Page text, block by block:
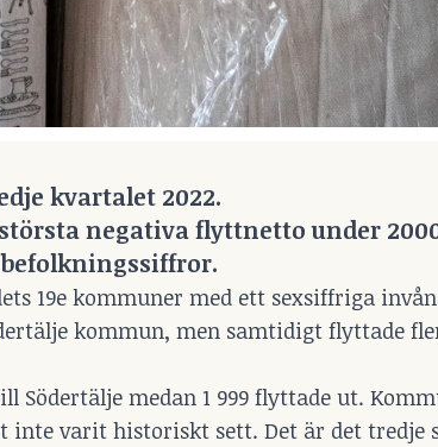
kvartalet 2022.
negativa flyttnetto under
19e kommuner med ett sexsiffriga
kommun, men samtidigt flyttade
Södertälje medan 1 999 flyttade ut.
varit historiskt sett. Det är det tredje